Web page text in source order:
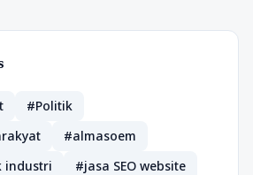
#Politik
#almasoem
industri
#jasa SEO website